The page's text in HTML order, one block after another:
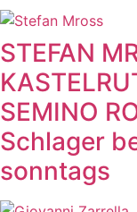
STEFAN
SEMINO
Schlager
sonntags